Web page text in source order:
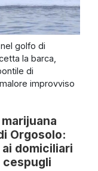
golfo di
la barca,
di
improvviso
Orgosolo:
domiciliari
cespugli